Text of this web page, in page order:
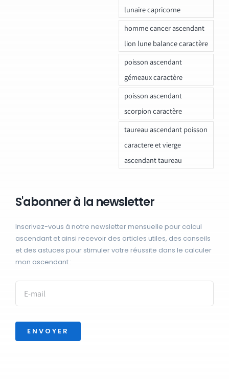
lunaire capricorne
homme cancer ascendant
lion lune balance caractère
poisson ascendant
gémeaux caractère
poisson ascendant
scorpion caractère
taureau ascendant poisson
caractere et vierge
ascendant taureau
S'abonner à la newsletter
Inscrivez-vous à notre newsletter mensuelle pour calcul
ascendant et ainsi recevoir des articles utiles, des conseils
et des astuces pour stimuler votre réussite dans le calculer
mon ascendant :
ENVOYER